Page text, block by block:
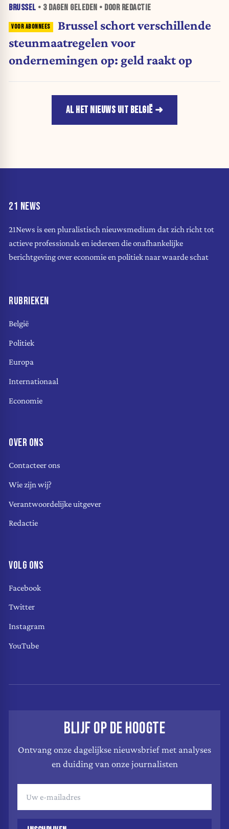
BRUSSEL • 3 DAGEN GELEDEN • DOOR REDACTIE
Brussel schort verschillende
steunmaatregelen voor
ondernemingen op: geld raakt op
AL HET NIEUWS UIT BELGIË
21 NEWS
21News is een pluralistisch nieuwsmedium dat zich richt tot
actieve professionals en iedereen die onafhankelijke
berichtgeving over economie en politiek naar waarde schat
RUBRIEKEN
België
Politiek
Europa
Internationaal
Economie
OVER ONS
Contacteer ons
Wie zijn wij?
Verantwoordelijke uitgever
Redactie
VOLG ONS
Facebook
Twitter
Instagram
YouTube
BLIJF OP DE HOOGTE
Ontvang onze dagelijkse nieuwsbrief met analyses
en duiding van onze journalisten